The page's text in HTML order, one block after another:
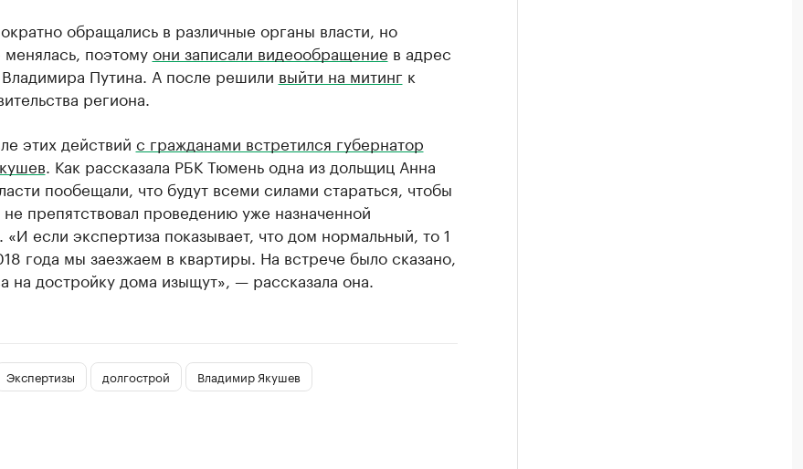
обращались в различные органы власти, но
менялась, поэтомуони записали видеообращение в адрес
Путина. А после решили выйти на митинг к
региона.
этих действий с гражданами встретился губернатор
. Как рассказала РБК Тюмень одна из дольщиц Анна
пообещали, что будут всеми силами стараться, чтобы
препятствовал проведению уже назначенной
«И если экспертиза показывает, что дом нормальный, то 1
года мы заезжаем в квартиры. На встрече было сказано,
на достройку дома изыщут», — рассказала она.
Экспертизы долгострой Владимир Якушев